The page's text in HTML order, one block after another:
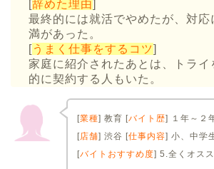
[辞めた理由]
最終的には就活でやめたが、対応
満があった。
[うまく仕事をするコツ]
家庭に紹介されたあとは、トライ
的に契約する人もいた。
[業種] 教育 [バイト歴] １年～２
[店舗] 渋谷 [仕事内容] 小、中学
[バイトおすすめ度] 5.全くオス